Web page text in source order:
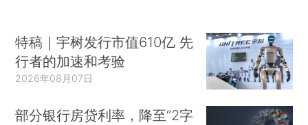
特稿｜宇树发行市值610亿 先
行者的加速和考验
2026年08月07日
部分银行房贷利率，降至“2字